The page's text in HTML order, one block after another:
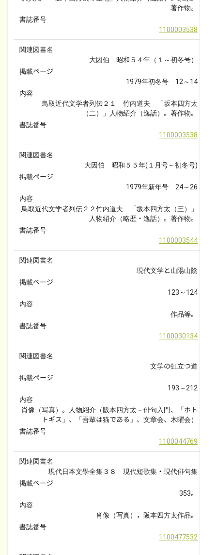
著作物。
書誌番号
1100003538
関連図書名
大因伯　昭和５４年（１～初冬号）
掲載ページ
1979年初冬号　12～14
内容
鳥取近代文学者列伝２１　竹内道夫　「坂本四方太
（二）」人物紹介（逸話）。著作物。
書誌番号
1100003538
関連図書名
大因伯　昭和５５年(１月号～初冬号)
掲載ページ
1979年新年号　24～26
内容
鳥取近代文学者列伝２２竹内道夫　「坂本四方太（三）」
人物紹介（略歴・逸話）。著作物。
書誌番号
1100003544
関連図書名
現代文学と山陽山陰
掲載ページ
123～124
内容
作品等。
書誌番号
1100030134
関連図書名
文学の虹立つ道
掲載ページ
193～212
内容
肖像（写真）。人物紹介（阪本四方太－俳句入門、「ホト
トギス」、「吾輩は猫である」、文章会、木曜会）
書誌番号
1100044769
関連図書名
現代日本文學全集３８　現代短歌集・現代俳句集
掲載ページ
353。
内容
肖像（写真），阪本四方太作品。
書誌番号
1100477532